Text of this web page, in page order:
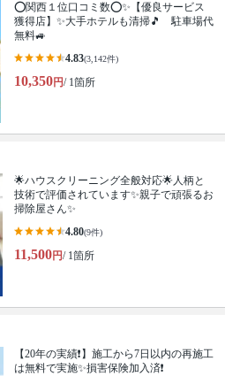
⭕関西１位口コミ数⭕✨【優良サービス
獲得店】✨大手ホテルも清掃🎵 駐車場代
無料🚙
4.83(3,142件)
10,350円/ 1箇所
🌟ハウスクリーニング全般対応🌟人柄と
技術で評価されています✨親子で頑張るお
掃除屋さん✨
4.80(9件)
11,500円/ 1箇所
【20年の実績❗️】施工から7日以内の再施工
は無料で実施✨損害保険加入済❗️